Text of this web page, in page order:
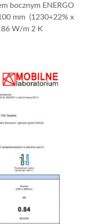
bocznym ENERGO
mm (1230+22% x
W/m 2 K